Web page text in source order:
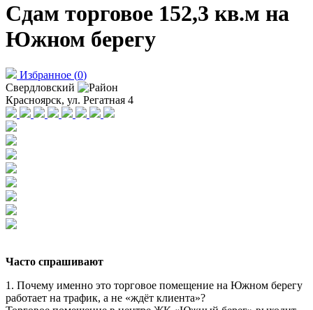
Сдам торговое 152,3 кв.м на
Южном берегу
Избранное (0)
Свердловский
Красноярск, ул. Регатная 4
Часто спрашивают
1. Почему именно это торговое помещение на Южном берегу
работает на трафик, а не «ждёт клиента»?